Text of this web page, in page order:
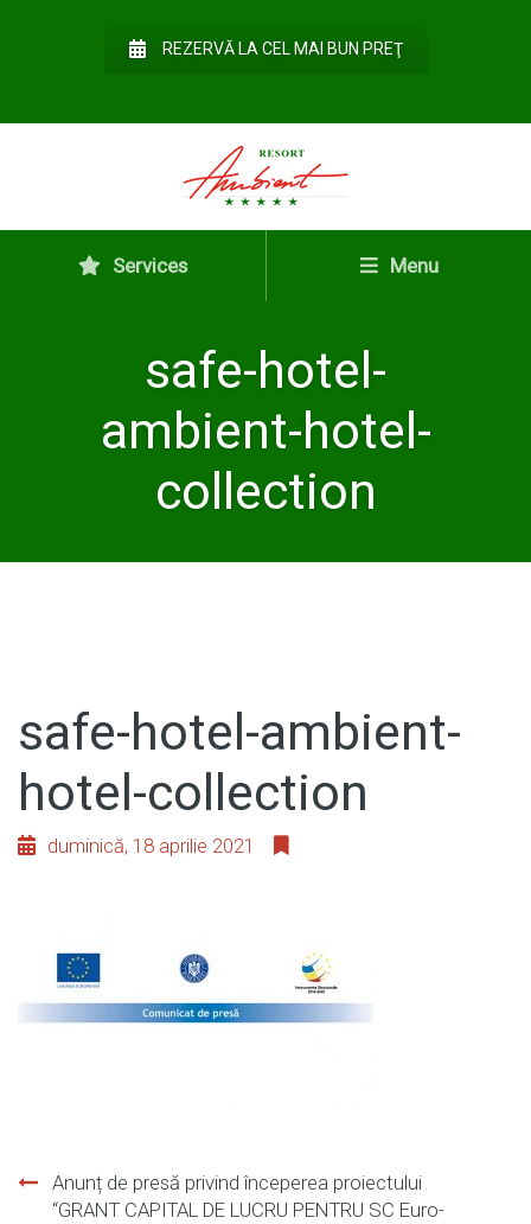
REZERVĂ LA CEL MAI BUN PREŢ
Services Menu
safe-hotel-
ambient-hotel-
collection
safe-hotel-ambient-
hotel-collection
duminică, 18 aprilie 2021
Navigare
Anunț de presă privind începerea proiectului
“GRANT CAPITAL DE LUCRU PENTRU SC Euro-